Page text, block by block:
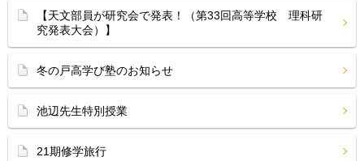
【天文部員が研究会で発表！（第33回高等学校 理科研
究発表大会）】
冬の戸高学び塾のお知らせ
池辺先生特別授業
21期修学旅行